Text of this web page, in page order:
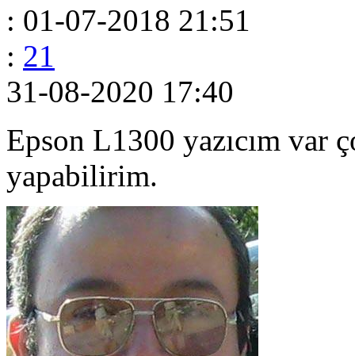
: 01-07-2018 21:51
: 21
31-08-2020 17:40
Epson L1300 yazıcım var
yapabilirim.